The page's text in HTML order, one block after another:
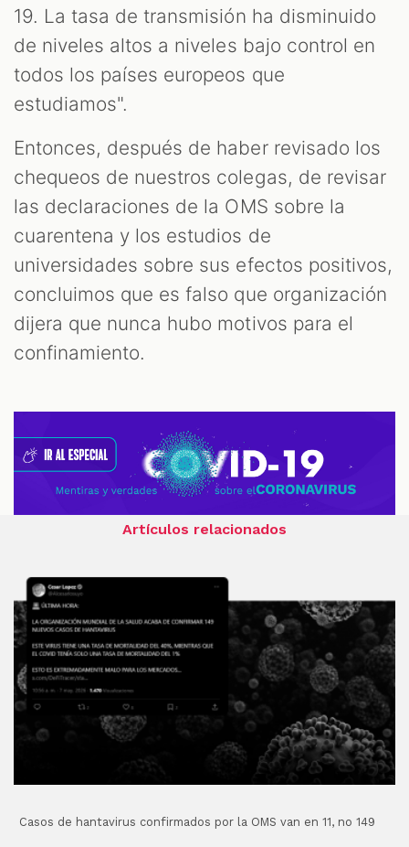
19. La tasa de transmisión ha disminuido
de niveles altos a niveles bajo control en
todos los países europeos que
estudiamos".
Entonces, después de haber revisado los
chequeos de nuestros colegas, de revisar
las declaraciones de la OMS sobre la
cuarentena y los estudios de
universidades sobre sus efectos positivos,
concluimos que es falso que organización
dijera que nunca hubo motivos para el
confinamiento.
Artículos relacionados
Casos de hantavirus confirmados por la OMS van en 11, no 149